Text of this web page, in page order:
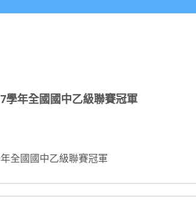
學年全國國中乙級聯賽冠軍
全國國中乙級聯賽冠軍